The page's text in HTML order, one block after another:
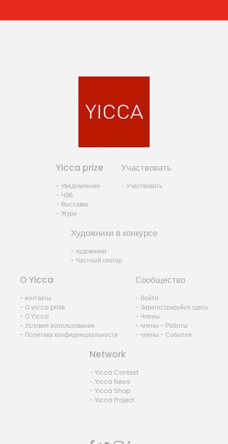
Yicca prize
- Уведомление
- ЧЗВ
- Выставка
- Жури
Участвовать
- Участвовать
Художники в конкурсе
- художники
- Частный сектор
O Yicca
- контакты
- O yicca prize
- O Yicca
- Условия использования
- Политика конфиденциальности
Сообщество
- Войти
- Зарегистрируйся здесь
- Члены
- члены - Работы
- члены - События
Network
- Yicca Contest
- Yicca News
- Yicca Shop
- Yicca Project